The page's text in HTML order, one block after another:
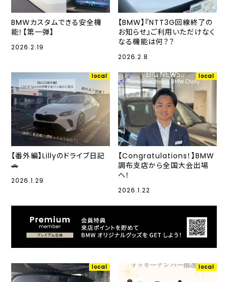
BMWカスタムできる安全機
能！【第一弾】
2026.2.19
【BMW】『NTT3G回線終了の
お知らせ』ご利用いただけなく
なる機能は何？？
2026.2.8
local
【番外編】Lillyのドライブ日記
🚗
2026.1.29
local
【Congratulations！】BMW
調布支店から全国大会出場
へ！
2026.1.22
local local